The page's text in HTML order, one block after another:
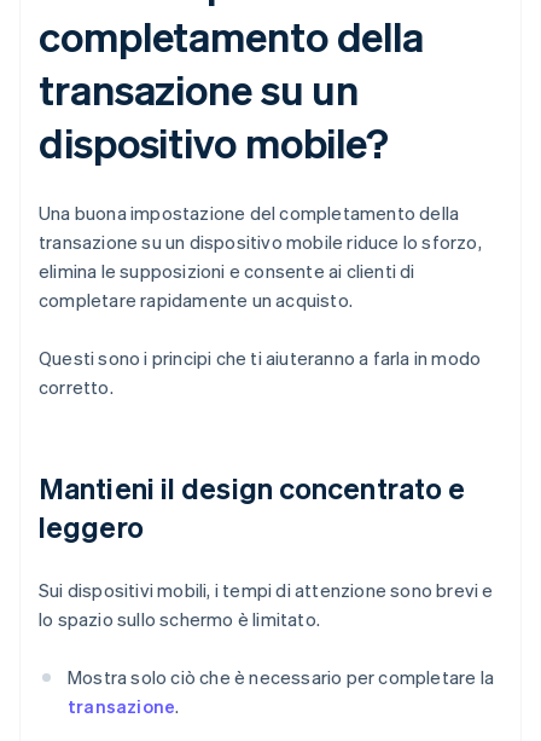
completamento della
transazione su un
dispositivo mobile?
Una buona impostazione del completamento della
transazione su un dispositivo mobile riduce lo sforzo,
elimina le supposizioni e consente ai clienti di
completare rapidamente un acquisto.
Questi sono i principi che ti aiuteranno a farla in modo
corretto.
Mantieni il design concentrato e
leggero
Sui dispositivi mobili, i tempi di attenzione sono brevi e
lo spazio sullo schermo è limitato.
Mostra solo ciò che è necessario per completare la
transazione.